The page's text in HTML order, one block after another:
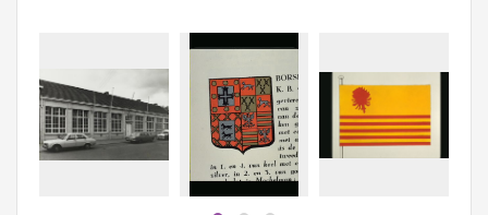
Gebeurtenis
Persoon of collectief